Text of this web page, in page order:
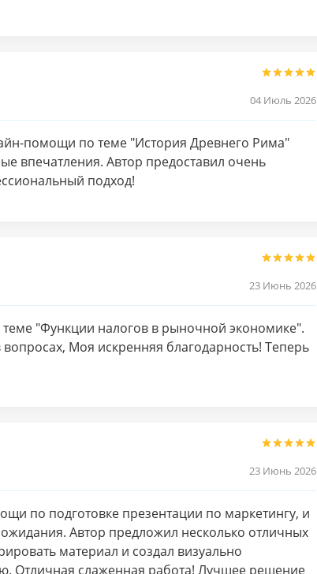
04 Июль 2026
помощи по теме "История Древнего Рима"
впечатления. Автор предоставил очень
подход!
23 Июнь 2026
"Функции налогов в рыночной экономике".
Моя искренняя благодарность! Теперь
23 Июнь 2026
по подготовке презентации по маркетингу, и
Автор предложил несколько отличных
материал и создал визуально
Отличная слаженная работа! Лучшее решение